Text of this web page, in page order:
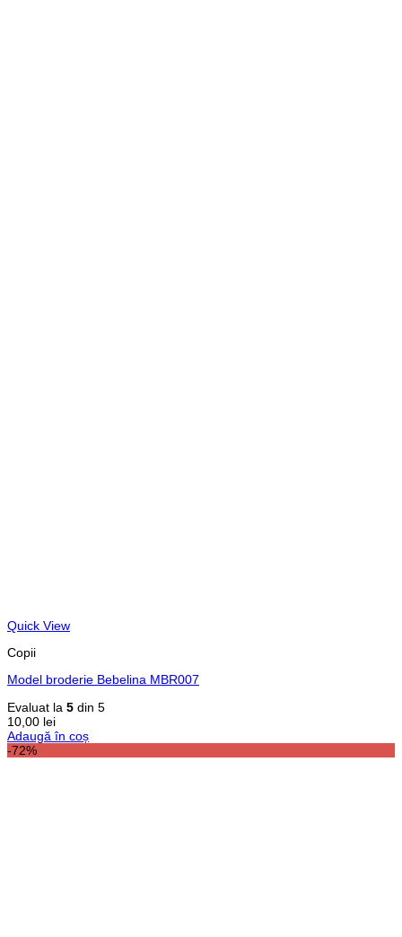
Quick View
Copii
Model broderie Bebelina MBR007
Evaluat la 5 din 5
10,00 lei
Adaugă în coș
-72%